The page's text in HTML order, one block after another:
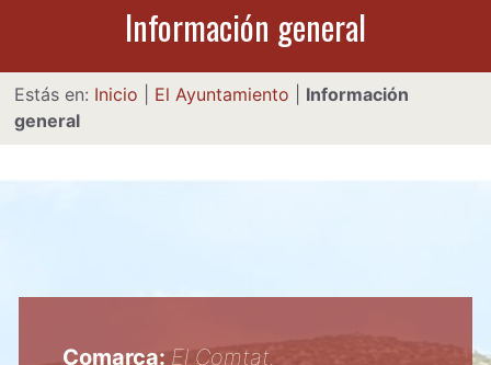
Información general
Estás en: Inicio El Ayuntamiento
Información
general
Comarca:El Comtat.